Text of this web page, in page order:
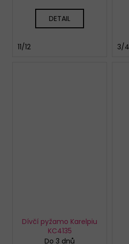
DETAIL
11/12 3/4
Dívčí pyžamo Karelpiu
KC4135
Do 3 dnů